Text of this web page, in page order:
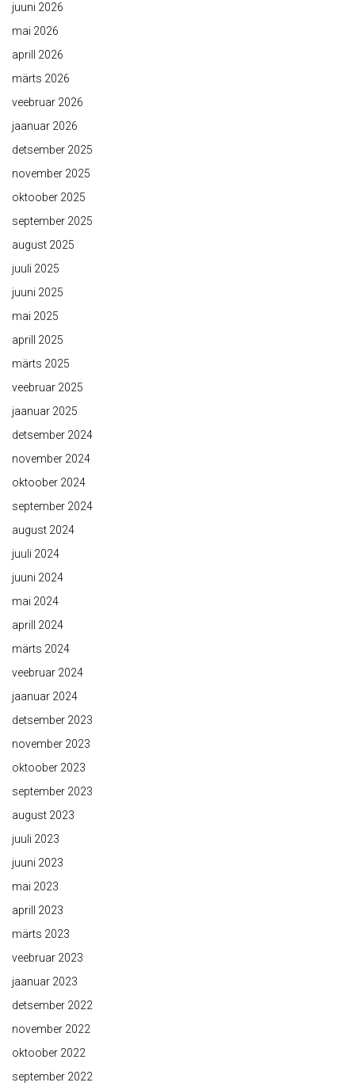
juuni 2026
mai 2026
aprill 2026
märts 2026
veebruar 2026
jaanuar 2026
detsember 2025
november 2025
oktoober 2025
september 2025
august 2025
juuli 2025
juuni 2025
mai 2025
aprill 2025
märts 2025
veebruar 2025
jaanuar 2025
detsember 2024
november 2024
oktoober 2024
september 2024
august 2024
juuli 2024
juuni 2024
mai 2024
aprill 2024
märts 2024
veebruar 2024
jaanuar 2024
detsember 2023
november 2023
oktoober 2023
september 2023
august 2023
juuli 2023
juuni 2023
mai 2023
aprill 2023
märts 2023
veebruar 2023
jaanuar 2023
detsember 2022
november 2022
oktoober 2022
september 2022